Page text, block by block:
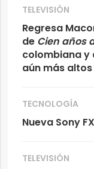
TELEVISIÓN
Regresa
de Cien años
colombiana y
aún más altos
TECNOLOGÍA
Nueva Sony
TELEVISIÓN